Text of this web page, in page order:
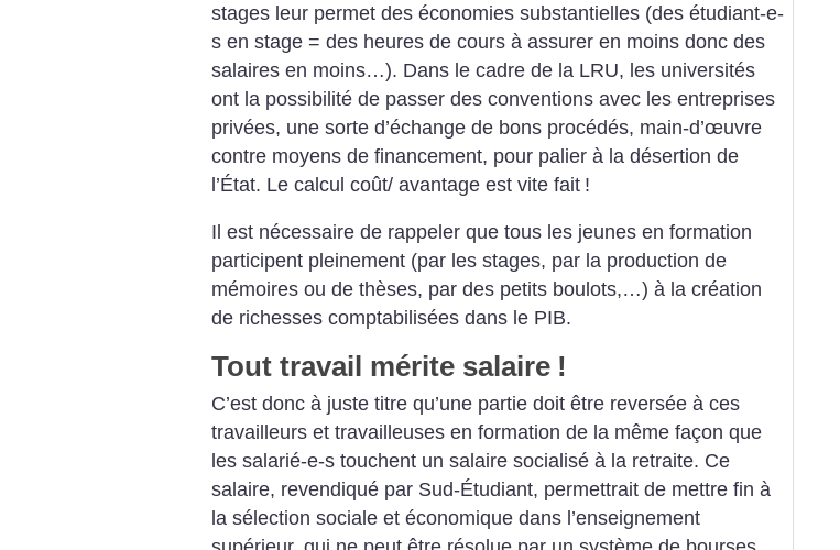
stages leur permet des économies substantielles (des étudiant-e-
s en stage = des heures de cours à assurer en moins donc des
salaires en moins…). Dans le cadre de la LRU, les universités
ont la possibilité de passer des conventions avec les entreprises
privées, une sorte d’échange de bons procédés, main-d’œuvre
contre moyens de financement, pour palier à la désertion de
l’État. Le calcul coût/ avantage est vite fait !
Il est nécessaire de rappeler que tous les jeunes en formation
participent pleinement (par les stages, par la production de
mémoires ou de thèses, par des petits boulots,…) à la création
de richesses comptabilisées dans le PIB.
Tout travail mérite salaire !
C’est donc à juste titre qu’une partie doit être reversée à ces
travailleurs et travailleuses en formation de la même façon que
les salarié-e-s touchent un salaire socialisé à la retraite. Ce
salaire, revendiqué par Sud-Étudiant, permettrait de mettre fin à
la sélection sociale et économique dans l’enseignement